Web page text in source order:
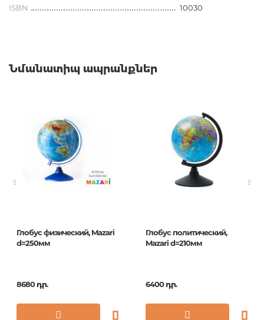
ISBN 10030
Նմանատիպ ապրանքներ
Глобус физический, Mazari
d=250мм
8680 դր.
Глобус политический,
Mazari d=210мм
6400 դր.